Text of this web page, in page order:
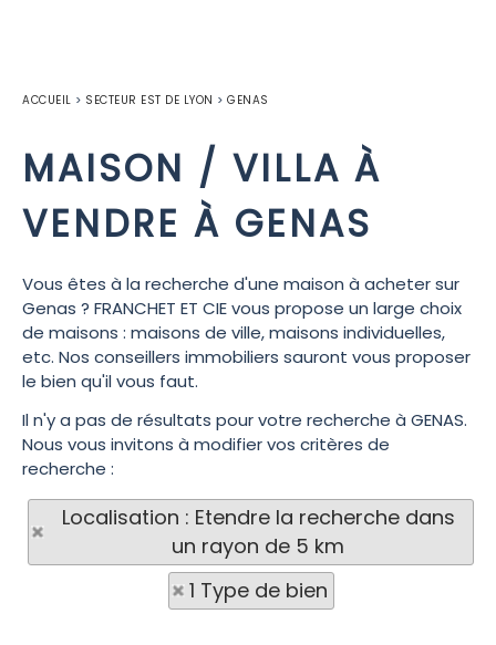
ACCUEIL > SECTEUR EST DE LYON > GENAS
MAISON / VILLA À
VENDRE À GENAS
Vous êtes à la recherche d'une maison à acheter sur
Genas ? FRANCHET ET CIE vous propose un large choix
de maisons : maisons de ville, maisons individuelles,
etc. Nos conseillers immobiliers sauront vous proposer
le bien qu'il vous faut.
Il n'y a pas de résultats pour votre recherche à GENAS.
Nous vous invitons à modifier vos critères de
recherche :
Localisation : Etendre la recherche dans
un rayon de 5 km
1 Type de bien